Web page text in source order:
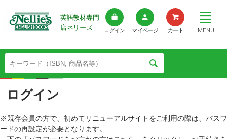
英語教材専門
店ネリーズ
ログイン マイページ カート MENU
ログイン
※既存会員の方で、初めてリニューアルサイトをご利用の際は、パスワ
ードの再設定が必要となります。